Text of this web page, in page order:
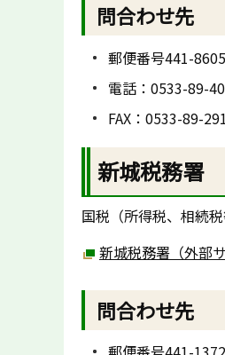
問合わせ先
郵便番号441-
電話：0533-89-
FAX：0533-89-
新城税務署
国税（所得税、相続
新城税務署（外部サ
問合わせ先